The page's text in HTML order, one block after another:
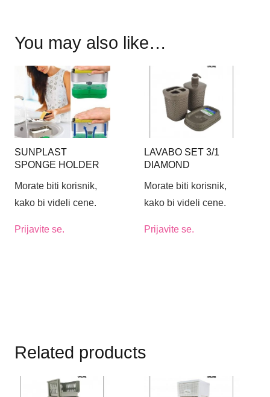
You may also like…
SUNPLAST
SPONGE HOLDER
Morate biti korisnik,
kako bi videli cene.
Prijavite se.
LAVABO SET 3/1
DIAMOND
Morate biti korisnik,
kako bi videli cene.
Prijavite se.
Related products